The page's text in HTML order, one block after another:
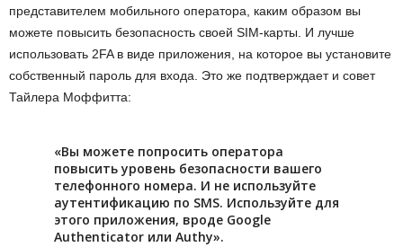
представителем мобильного оператора, каким образом вы
можете повысить безопасность своей SIM-карты. И лучше
использовать 2FA в виде приложения, на которое вы установите
собственный пароль для входа. Это же подтверждает и совет
Тайлера Моффитта:
«Вы можете попросить оператора
повысить уровень безопасности вашего
телефонного номера. И не используйте
аутентификацию по SMS. Используйте для
этого приложения, вроде Google
Authenticator или Authy».